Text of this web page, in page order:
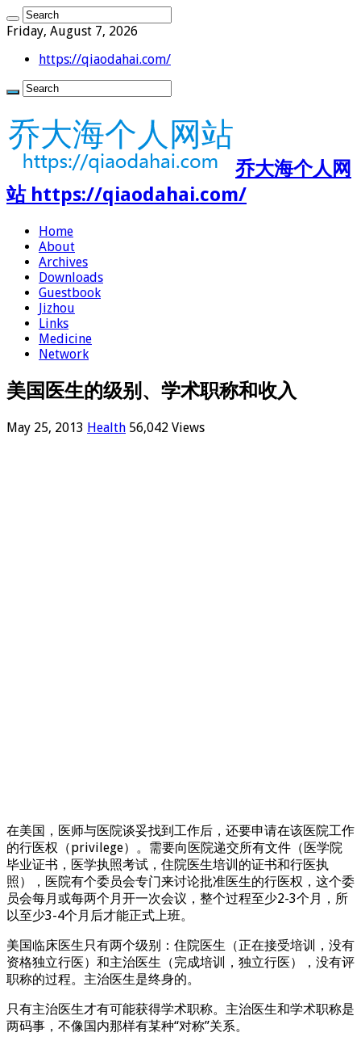
Friday, August 7, 2026
https://qiaodahai.com/
乔大海个人网
站 https://qiaodahai.com/
Home
About
Archives
Downloads
Guestbook
Jizhou
Links
Medicine
Network
美国医生的级别、学术职称和收入
May 25, 2013 Health 56,042 Views
在美国，医师与医院谈妥找到工作后，还要申请在该医院工作
的行医权（privilege）。需要向医院递交所有文件（医学院
毕业证书，医学执照考试，住院医生培训的证书和行医执
照），医院有个委员会专门来讨论批准医生的行医权，这个委
员会每月或每两个月开一次会议，整个过程至少2-3个月，所
以至少3-4个月后才能正式上班。
美国临床医生只有两个级别：住院医生（正在接受培训，没有
资格独立行医）和主治医生（完成培训，独立行医），没有评
职称的过程。主治医生是终身的。
只有主治医生才有可能获得学术职称。主治医生和学术职称是
两码事，不像国内那样有某种“对称”关系。